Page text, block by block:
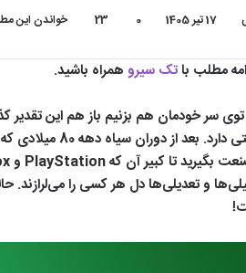
17 تیر 1405 0
23 خواندن این مطلب 7 دقیقه
مطلب باتک سیرو همراه باشید.
سر خودمان هم بزنیم باز هم این